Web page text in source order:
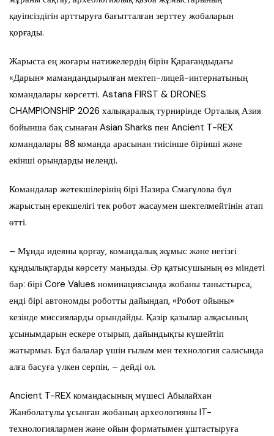
қауіпсіздігін арттыруға бағытталған зерттеу жобаларын
қорғады.
Жарыста ең жоғары нәтижелердің бірін Қарағандыдағы
«Дарын» мамандандырылған мектеп-лицей-интернатының
командалары көрсетті. Astana FIRST & DRONES
CHAMPIONSHIP 2026 халықаралық турнирінде Орталық Азия
бойынша бақ сынаған Asian Sharks пен Ancient T-REX
командалары 88 команда арасынан тиісінше бірінші және
екінші орындарды иеленді.
Командалар жетекшілерінің бірі Назира Смағұлова бұл
жарыстың ерекшелігі тек робот жасаумен шектелмейтінін атап
өтті.
– Мұнда идеяны қорғау, командалық жұмыс және негізгі
құндылықтарды көрсету маңызды. Әр қатысушының өз міндеті
бар: бірі Core Values номинациясында жобаны таныстырса,
енді бірі автономды роботты дайындап, «Робот ойыны»
кезінде миссияларды орындайды. Қазір қазылар алқасының
ұсынымдарын ескере отырып, дайындықты күшейтіп
жатырмыз. Бұл балалар үшін ғылым мен технология саласында
алға басуға үлкен серпін, – дейді ол.
Ancient T-REX командасының мүшесі Абылайхан
Жанболатұлы ұсынған жобаның археологияны IT-
технологиялармен және ойын форматымен ұштастыруға